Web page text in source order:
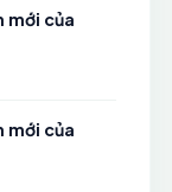
mới của
mới của